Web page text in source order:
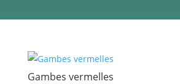
Gambes vermelles